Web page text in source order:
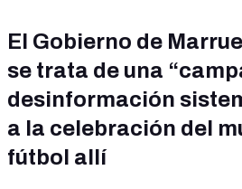
El Gobierno de
se trata de una
desinformación
a la celebración del
fútbol allí